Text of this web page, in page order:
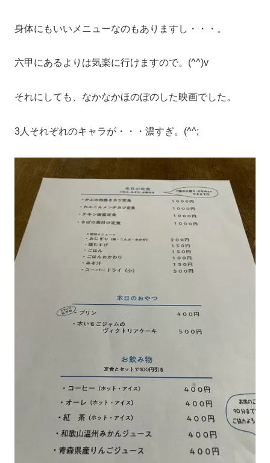
身体にもいいメニューなのもありますし・・・。
六甲にあるよりは気楽に行けますので。(^^)v
それにしても、なかなかほのぼのした映画でした。
3人それぞれのキャラが・・・濃すぎ。(^^;